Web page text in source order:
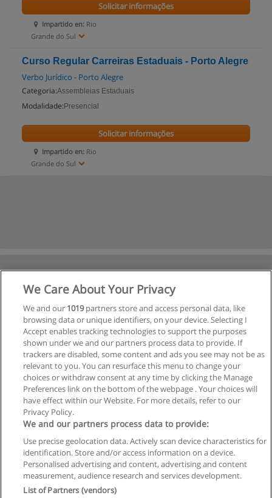
Impartido en: Rio
Grande do Sul
Solicitar informações
Curso Regular Carreiras Estaduais - Porto Alegre
Verbo Jurídico - Porto Alegre
Categoria:Assembleias Estaduais
Modalidade: Presencial
Impartido en: Rio
Grande do Sul
Solicitar informações
Regras de uso
Privacidade de dados
We Care About Your Privacy
We and our 1019partners store and access personal data, like
browsing data or unique identifiers, on your device. Selecting I
Accept enables tracking technologies to support the purposes
shown under we and our partners process data to provide. If
trackers are disabled, some content and ads you see may not be as
relevant to you. You can resurface this menu to change your
choices or withdraw consent at any time by clicking the Manage
Preferences link on the bottom of the webpage . Your choices will
have effect within our Website. For more details, refer to our
Privacy Policy.
We and our partners process data to provide:
Use precise geolocation data. Actively scan device characteristics for
identification. Store and/or access information on a device.
Personalised advertising and content, advertising and content
measurement, audience research and services development.
List of Partners (vendors)